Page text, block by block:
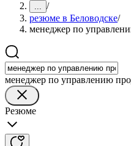
... /
резюме в Беловодске/
менеджер по
менеджер по управлению
Резюме